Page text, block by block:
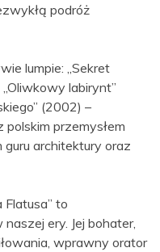
podróż
lumpie: „Sekret
labirynt”
(2002) –
przemysłem
architektury oraz
Flatusa” to
ery. Jej bohater,
wprawny orator